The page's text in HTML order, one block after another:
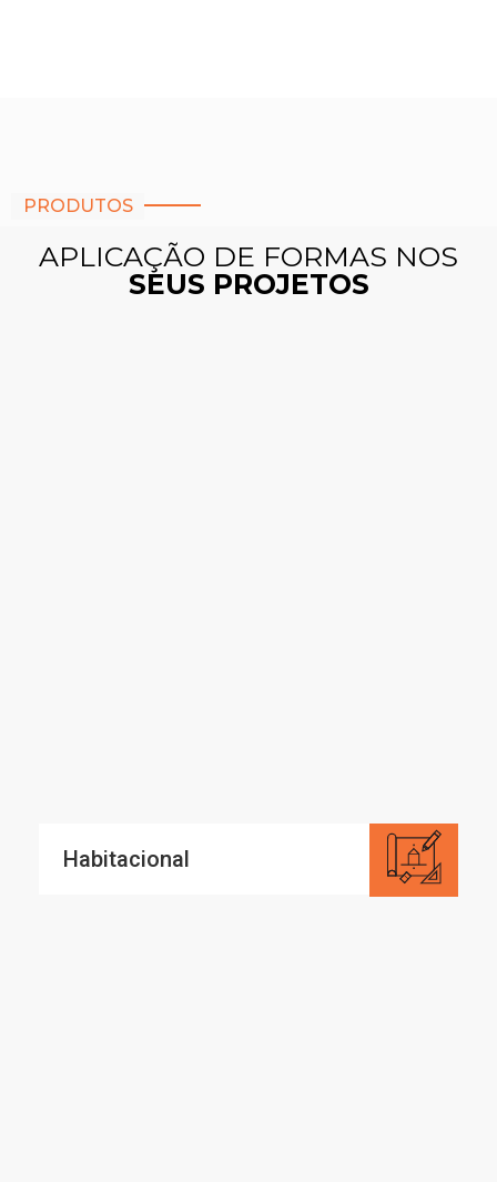
PRODUTOS
APLICAÇÃO DE FORMAS NOS
SEUS PROJETOS
Habitacional